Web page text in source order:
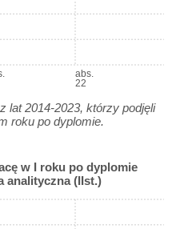
abs.
22
lat 2014-2023, którzy podjęli
roku po dyplomie.
w I roku po dyplomie
analityczna (IIst.)